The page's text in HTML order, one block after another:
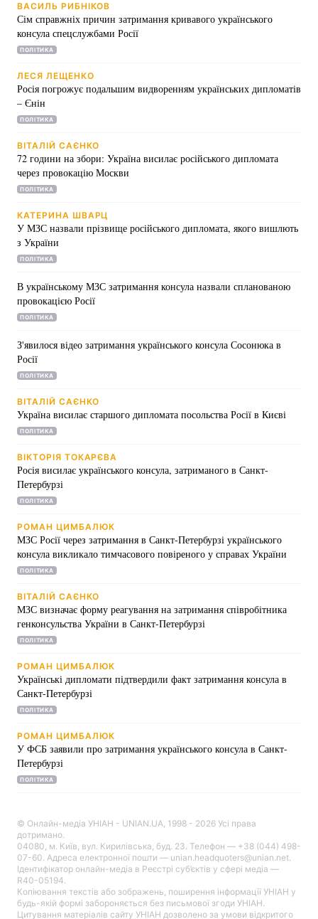
Головна Війна
Україна
Економіка Світ
Спорт
Техно і зв'язок
Зброя
Здоров'я
Цікавинки
Лонгріди
Відео з Youtube Статті
Інтерв'ю
Архів Вакансії
Послуги
Тема оформлення
ВАСИЛЬ РИБНІКОВ
Сім справжніх причин затримання кривавого українського
консула спецслужбами Росії
ПОЛІТИКА
ЛЕСЯ ЛЕЩЕНКО
Росія погрожує подальшим видворенням українських дипломатів
– Єнін
ПОЛІТИКА
ВІТАЛІЙ САЄНКО
72 години на збори: Україна висилає російського дипломата
через провокацію Москви
ПОЛІТИКА
КАТЕРИНА ШВАРЦ
У МЗС назвали прізвище російського дипломата, якого вишлють
з України
ПОЛІТИКА
В українському МЗС затримання консула назвали спланованою
провокацією Росії
ПОЛІТИКА
З'явилося відео затримання українського консула Сосонюка в
Росії
ПОЛІТИКА
ВІТАЛІЙ САЄНКО
Україна висилає старшого дипломата посольства Росії в Києві
ПОЛІТИКА
ВІКТОРІЯ ТОКАРЄВА
Росія висилає українського консула, затриманого в Санкт-
Петербурзі
ПОЛІТИКА
РОМАН ЦИМБАЛЮК
МЗС Росії через затримання в Санкт-Петербурзі українського
консула викликало тимчасового повіреного у справах України
ПОЛІТИКА
ВІТАЛІЙ САЄНКО
МЗС визначає форму реагування на затримання співробітника
генконсульства України в Санкт-Петербурзі
ПОЛІТИКА
РОМАН ЦИМБАЛЮК
Українські дипломати підтвердили факт затримання консула в
Санкт-Петербурзі
ПОЛІТИКА
РОМАН ЦИМБАЛЮК
У ФСБ заявили про затримання українського консула в Санкт-
Петербурзі
ПОЛІТИКА
© Онлайн-медіа УНІАН - UNIAN.UA, 1998 - 2026 Усі права
дотримано.
04080, м. Київ, вул. Кирилівська, буд. 23. Телефон — +38 (044) 498-
07-60. Адреса електронної пошти — unian.headquoters@unian.net.
Ідентифікатор онлайн-медіа в Реєстрі суб’єктів у сфері медіа —
R40-05194.
Копіювання текстів або зображень, поширення інформації УНІАН у
будь-якій формі забороняється без письмової згоди УНІАН.
Цитування матеріалів сайту УНІАН дозволено за умови відкритого